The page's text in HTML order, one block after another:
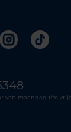
Instagram
van maandag t/m